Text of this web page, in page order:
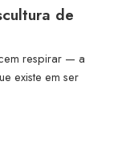
de
respirar — a
existe em ser